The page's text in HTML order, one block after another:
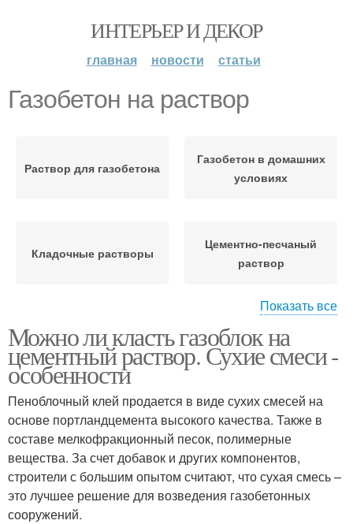
ИНТЕРЬЕР И ДЕКОР
главная новости статьи
Газобетон на раствор
Раствор для газобетона
Газобетон в домашних
условиях
Кладочные растворы
Цементно-песчаный
раствор
Раствор для кладки Клеевой раствор
Смеси для газобетона
Газобетон на
цементный раствор
Цемент для газобетона
Клей-пен для
Показать все
Можно ли класть газоблок на
цементный раствор. Сухие смеси -
особенности
Пеноблочный клей продается в виде сухих смесей на
основе портландцемента высокого качества. Также в
составе мелкофракционный песок, полимерные
вещества. За счет добавок и других компонентов,
строители с большим опытом считают, что сухая смесь –
это лучшее решение для возведения газобетонных
сооружений.